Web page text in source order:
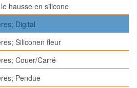
hausse en silicone
Digital
Siliconen fleur
Couer/Carré
Pendue